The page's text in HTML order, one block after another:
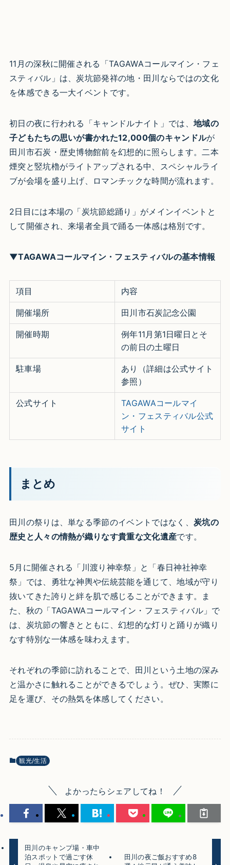
11月の深秋に開催される「TAGAWAコールマイン・フェ
スティバル」は、炭坑節発祥の地・田川ならではの文化
を体感できる一大イベントです。
初日の夜に行われる「キャンドルナイト」では、地域の
子どもたちの思いが書かれた12,000個のキャンドルが
田川市石炭・歴史博物館前を幻想的に照らします。二本
煙突と竪坑櫓がライトアップされる中、スペシャルライ
ブが会場を盛り上げ、ロマンチックな時間が流れます。
2日目には本場の「炭坑節総踊り」がメインイベントと
して開催され、来場者全員で踊る一体感は格別です。​
▼TAGAWAコールマイン・フェスティバルの基本情報
項目 内容
開催場所 田川市石炭記念公園​
開催時期
例年11月第1日曜日とそ
の前日の土曜日​
駐車場
あり（詳細は公式サイト
参照）
公式サイト
TAGAWAコールマイ
ン・フェスティバル公式
サイト
まとめ
田川の祭りは、単なる季節のイベントではなく、炭坑の
歴史と人々の情熱が織りなす貴重な文化遺産です。
5月に開催される「川渡り神幸祭」と「春日神社神幸
祭」では、勇壮な神輿や伝統芸能を通じて、地域が守り
抜いてきた誇りと絆を肌で感じることができます。ま
た、秋の「TAGAWAコールマイン・フェスティバル」で
は、炭坑節の響きとともに、幻想的な灯りと踊りが織り
なす特別な一体感を味わえます。
それぞれの季節に訪れることで、田川という土地の深み
と温かさに触れることができるでしょう。ぜひ、実際に
足を運び、その熱気を体感してください。
観光/生活
よかったらシェアしてね！
田川のキャンプ場・車中
泊スポットで過ごす休
田川の夜ご飯おすすめ8